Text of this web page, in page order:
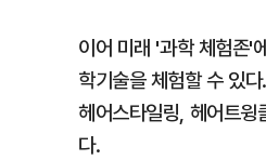
이어 미래 '과학 체험존'
학기술을 체험할 수 있
헤어스타일링, 헤어트
다.